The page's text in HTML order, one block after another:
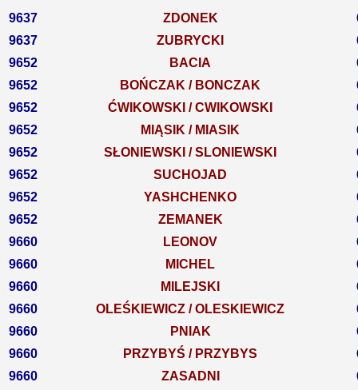
9637
ZDONEK
9637
ZUBRYCKI
9652
BACIA
9652
BOŃCZAK / BONCZAK
9652
ĆWIKOWSKI / CWIKOWSKI
9652
MIĄSIK / MIASIK
9652
SŁONIEWSKI / SLONIEWSKI
9652
SUCHOJAD
9652
YASHCHENKO
9652
ZEMANEK
9660
LEONOV
9660
MICHEL
9660
MILEJSKI
9660
OLEŚKIEWICZ / OLESKIEWICZ
9660
PNIAK
9660
PRZYBYŚ / PRZYBYS
9660
ZASADNI